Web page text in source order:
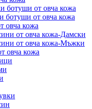
ботуши от овча кожа
ботуши от овча кожа
овча кожа
от овча кожа-Дамски
от овча кожа-Мъжки
овча кожа